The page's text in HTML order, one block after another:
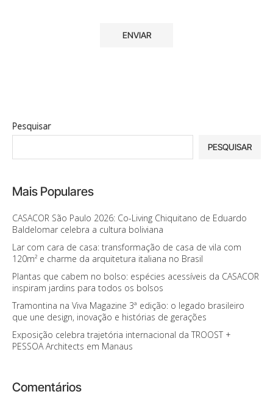
Pesquisar
PESQUISAR
Mais Populares
CASACOR São Paulo 2026: Co-Living Chiquitano de Eduardo
Baldelomar celebra a cultura boliviana
Lar com cara de casa: transformação de casa de vila com
120m² e charme da arquitetura italiana no Brasil
Plantas que cabem no bolso: espécies acessíveis da CASACOR
inspiram jardins para todos os bolsos
Tramontina na Viva Magazine 3ª edição: o legado brasileiro
que une design, inovação e histórias de gerações
Exposição celebra trajetória internacional da TROOST +
PESSOA Architects em Manaus
Comentários